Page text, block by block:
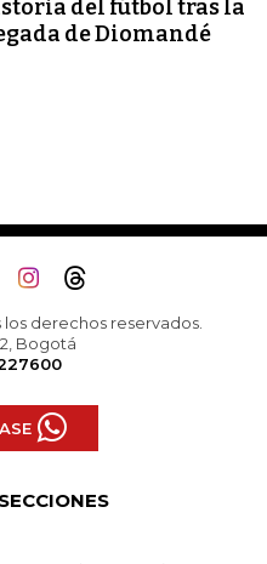
del fútbol tras la
de Diomandé
los derechos reservados.
Bogotá